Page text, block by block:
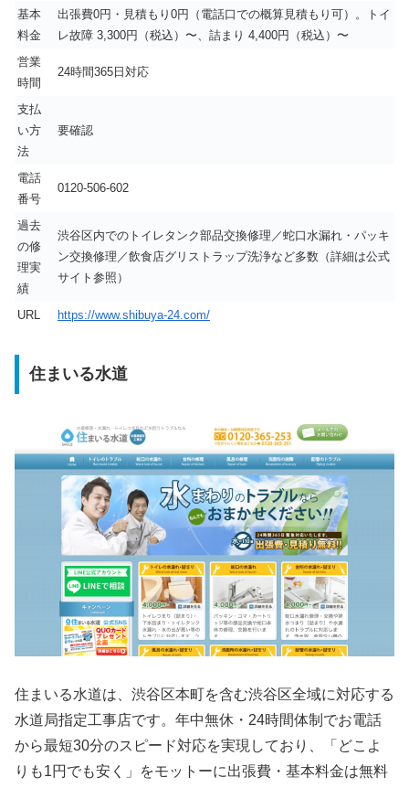
基本
料金
出張費0円・見積もり0円（電話口での概算見積もり可）。トイ
レ故障 3,300円（税込）〜、詰まり 4,400円（税込）〜
営業
時間
24時間365日対応
支払
い方
法
要確認
電話
番号
0120-506-602
過去
の修
理実
績
渋谷区内でのトイレタンク部品交換修理／蛇口水漏れ・パッキ
ン交換修理／飲食店グリストラップ洗浄など多数（詳細は公式
サイト参照）
URL https://www.shibuya-24.com/
住まいる水道
住まいる水道は、渋谷区本町を含む渋谷区全域に対応する
水道局指定工事店です。年中無休・24時間体制でお電話
から最短30分のスピード対応を実現しており、「どこよ
りも1円でも安く」をモットーに出張費・基本料金は無料